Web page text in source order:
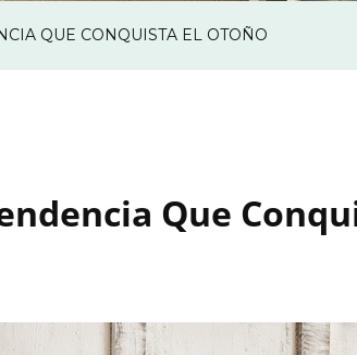
QUE CONQUISTA EL OTOÑO
Que